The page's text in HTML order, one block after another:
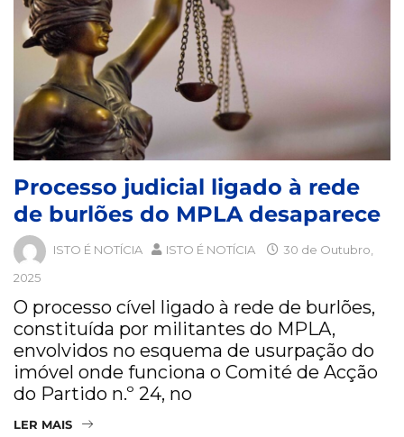
Processo judicial ligado à rede
de burlões do MPLA desaparece
ISTO É NOTÍCIA ISTO É NOTÍCIA
30 de Outubro,
2025
O processo cível ligado à rede de burlões,
constituída por militantes do MPLA,
envolvidos no esquema de usurpação do
imóvel onde funciona o Comité de Acção
do Partido n.º 24, no
LER MAIS